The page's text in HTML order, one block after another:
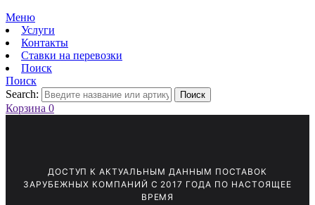
Меню
Услуги
Контакты
Ставки на перевозки
Поиск
Поиск
Search:
Поиск
Корзина 0
ДОСТУП К АКТУАЛЬНЫМ ДАННЫМ ПОСТАВОК
ЗАРУБЕЖНЫХ КОМПАНИЙ С 2017 ГОДА ПО НАСТОЯЩЕЕ
ВРЕМЯ